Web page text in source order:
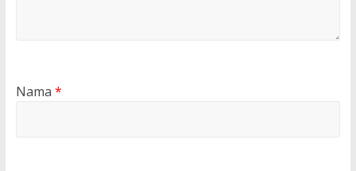
Nama *